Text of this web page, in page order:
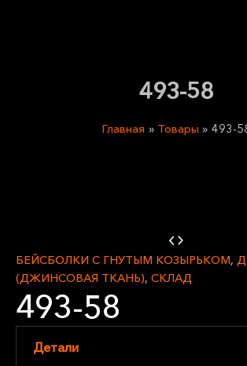
493-58
Главная Товары 493-
БЕЙСБОЛКИ С ГНУТЫМ КОЗЫРЬКОМ,
(ДЖИНСОВАЯ ТКАНЬ), СКЛАД
493-58
Детали